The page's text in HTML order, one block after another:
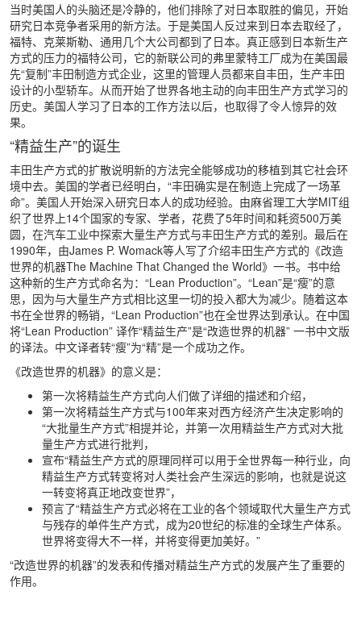
当时美国人的头脑还是冷静的，他们排除了对日本取胜的偏见，开始
研究日本竞争者采用的新方法。于是美国人反过来到日本去取经了，
福特、克莱斯勒、通用几个大公司都到了日本。真正感到日本新生产
方式的压力的福特公司，它的新联公司的弗里蒙特工厂成为在美国最
先“复制”丰田制造方式企业，这里的管理人员都来自丰田，生产丰田
设计的小型轿车。从而开始了世界各地主动的向丰田生产方式学习的
历史。美国人学习了日本的工作方法以后，也取得了令人惊异的效
果。
“精益生产”的诞生
丰田生产方式的扩散说明新的方法完全能够成功的移植到其它社会环
境中去。美国的学者已经明白，“丰田确实是在制造上完成了一场革
命”。美国人开始深入研究日本人的成功经验。由麻省理工大学MIT组
织了世界上14个国家的专家、学者，花费了5年时间和耗资500万美
圆，在汽车工业中探索大量生产方式与丰田生产方式的差别。最后在
1990年，由James P. Womack等人写了介绍丰田生产方式的《改造
世界的机器The Machine That Changed the World》一书。书中给
这种新的生产方式命名为：“Lean Production”。“Lean”是“瘦”的意
思，因为与大量生产方式相比这里一切的投入都大为减少。随着这本
书在全世界的畅销，“Lean Production”也在全世界达到承认。在中国
将“Lean Production” 译作“精益生产”是“改造世界的机器” 一书中文版
的译法。中文译者转“瘦”为“精”是一个成功之作。
《改造世界的机器》的意义是：
第一次将精益生产方式向人们做了详细的描述和介绍，
第一次将精益生产方式与100年来对西方经济产生决定影响的
“大批量生产方式”相提并论，并第一次用精益生产方式对大批
量生产方式进行批判，
宣布“精益生产方式的原理同样可以用于全世界每一种行业，向
精益生产方式转变将对人类社会产生深远的影响，也就是说这
一转变将真正地改变世界”，
预言了“精益生产方式必将在工业的各个领域取代大量生产方式
与残存的单件生产方式，成为20世纪的标准的全球生产体系。
世界将变得大不一样，并将变得更加美好。”
“改造世界的机器”的发表和传播对精益生产方式的发展产生了重要的
作用。